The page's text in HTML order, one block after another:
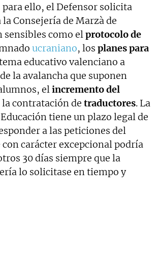
ello, el Defensor solicita
Consejería de Marzà de
sensibles como elprotocolo de
ucraniano, los planes para
educativo valenciano a
la avalancha que suponen
elincremento del
la contratación de traductores. La
tiene un plazo legal de
a las peticiones del
con carácter excepcional podría
30 días siempre que la
lo solicitase en tiempo y